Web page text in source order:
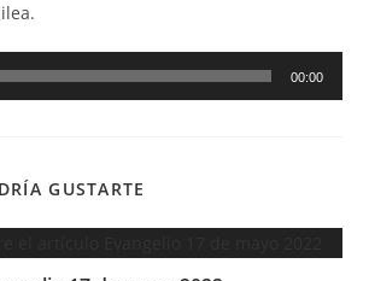
00:00
GUSTARTE